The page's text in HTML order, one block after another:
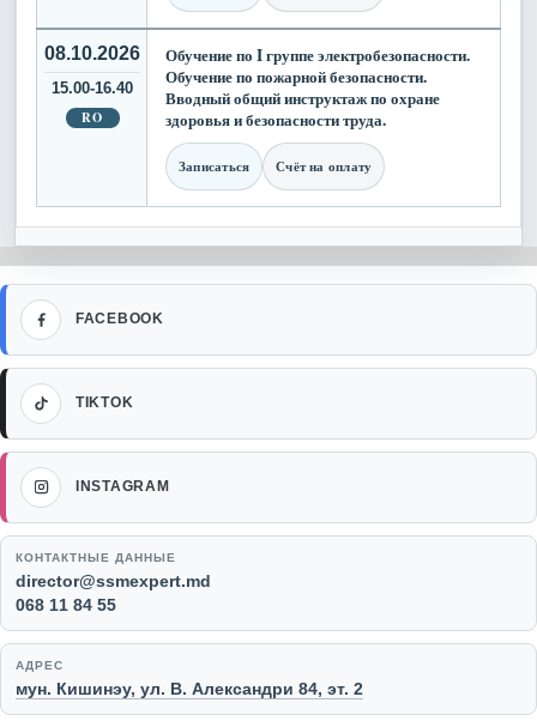
08.10.2026
15.00-16.40
RO
Обучение по I группе электробезопасности.
Обучение по пожарной безопасности.
Вводный общий инструктаж по охране
здоровья и безопасности труда.
Записаться Счёт на оплату
FACEBOOK
Facebook
КОНТАКТНЫЕ ДАННЫЕ
Email:
director@ssmexpert.md
Телефон:
068 11 84 55
TIKTOK
TikTok
АДРЕС
мун. Кишинэу, ул. В. Александри 84, эт. 2
INSTAGRAM
Instagram